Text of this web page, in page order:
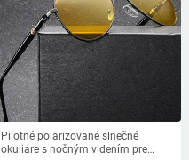
Pilotné polarizované slnečné
okuliare s nočným videním pre